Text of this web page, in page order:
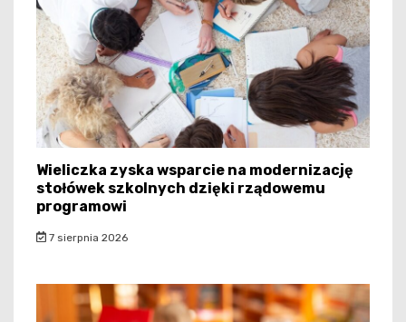
Wieliczka zyska wsparcie na modernizację
stołówek szkolnych dzięki rządowemu
programowi
7 sierpnia 2026